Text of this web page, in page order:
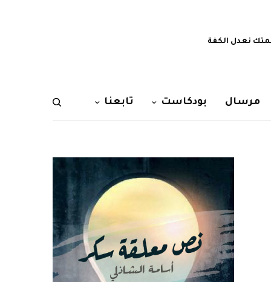
نعدل الكفة
مرسال بودكاست تابعنا